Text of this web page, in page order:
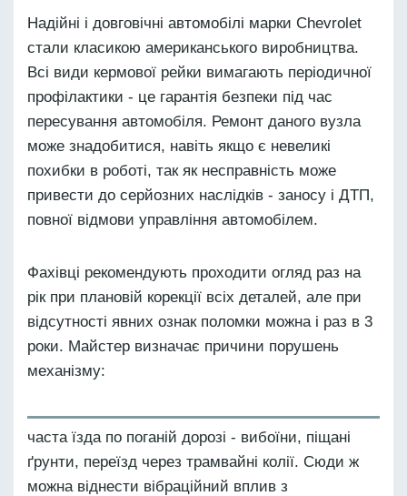
Надійні і довговічні автомобілі марки Chevrolet
стали класикою американського виробництва.
Всі види кермової рейки вимагають періодичної
профілактики - це гарантія безпеки під час
пересування автомобіля. Ремонт даного вузла
може знадобитися, навіть якщо є невеликі
похибки в роботі, так як несправність може
привести до серйозних наслідків - заносу і ДТП,
повної відмови управління автомобілем.
Фахівці рекомендують проходити огляд раз на
рік при плановій корекції всіх деталей, але при
відсутності явних ознак поломки можна і раз в 3
роки. Майстер визначає причини порушень
механізму:
часта їзда по поганій дорозі - вибоїни, піщані
ґрунти, переїзд через трамвайні колії. Сюди ж
можна віднести вібраційний вплив з